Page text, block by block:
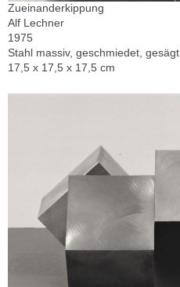
Zueinanderkippung
Alf Lechner
1975
Stahl massiv, geschmiedet, gesägt
17,5 x 17,5 x 17,5 cm